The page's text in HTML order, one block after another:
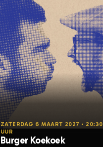
ZATERDAG 6 MAART 2027 • 20:30
UUR
Burger Koekoek